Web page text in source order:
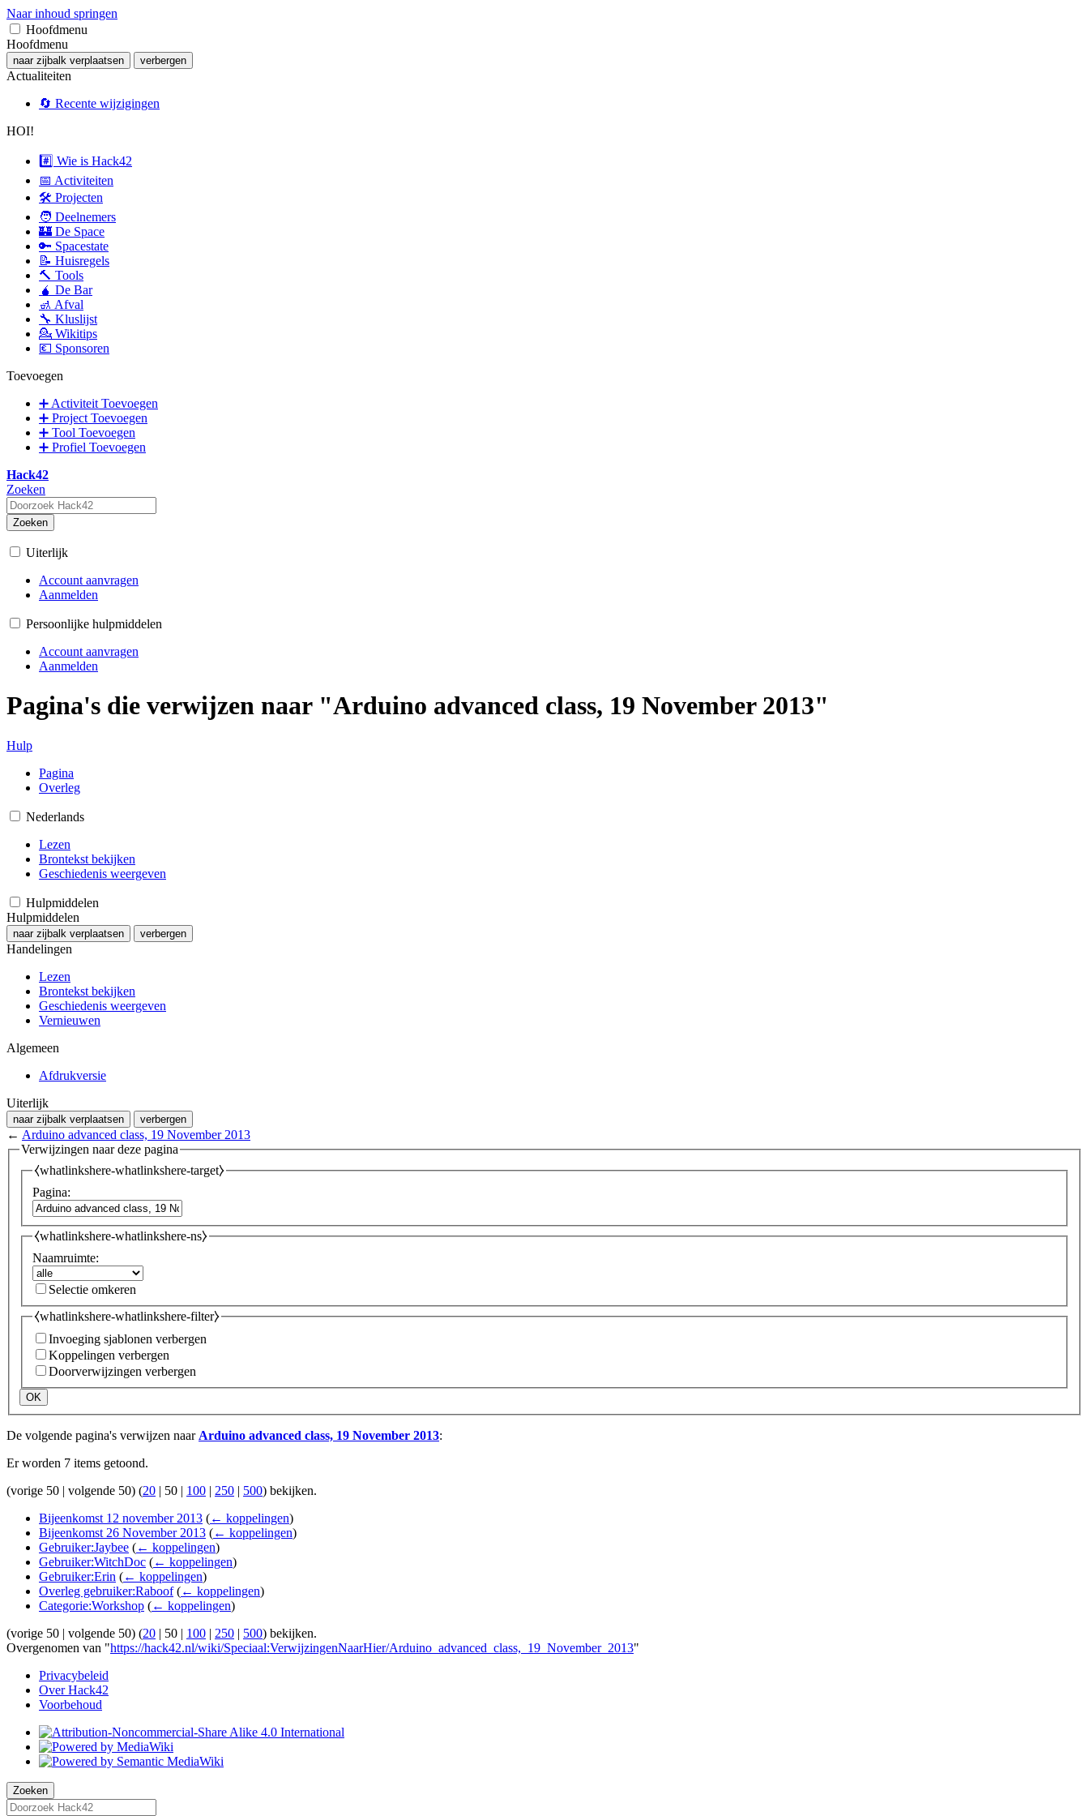
Naar inhoud springen
Hoofdmenu
Hoofdmenu
naar zijbalk verplaatsen verbergen
Actualiteiten
🔄 Recente wijzigingen
HOI!
#️⃣ Wie is Hack42
📅 Activiteiten
🛠 Projecten
🧑 Deelnemers
🏰 De Space
🔑 Spacestate
📝 Huisregels
🔨 Tools
🧉 De Bar
🚮 Afval
🔧 Kluslijst
💁 Wikitips
💶 Sponsoren
Toevoegen
➕ Activiteit Toevoegen
➕ Project Toevoegen
➕ Tool Toevoegen
➕ Profiel Toevoegen
Hack42
Zoeken
Zoeken
Uiterlijk
Account aanvragen
Aanmelden
Persoonlijke hulpmiddelen
Account aanvragen
Aanmelden
Pagina's die verwijzen naar "Arduino advanced class, 19 November 2013"
Hulp
Pagina
Overleg
Nederlands
Lezen
Brontekst bekijken
Geschiedenis weergeven
Hulpmiddelen
Hulpmiddelen
naar zijbalk verplaatsen verbergen
Handelingen
Lezen
Brontekst bekijken
Geschiedenis weergeven
Vernieuwen
Algemeen
Afdrukversie
Uiterlijk
naar zijbalk verplaatsen verbergen
← Arduino advanced class, 19 November 2013
Verwijzingen naar deze pagina
⧼whatlinkshere-whatlinkshere-target⧽
Pagina:
⧼whatlinkshere-whatlinkshere-ns⧽
Naamruimte:
Selectie omkeren
⧼whatlinkshere-whatlinkshere-filter⧽
Invoeging sjablonen verbergen
Koppelingen verbergen
Doorverwijzingen verbergen
OK
De volgende pagina's verwijzen naar Arduino advanced class, 19 November 2013:
Er worden 7 items getoond.
(vorige 50 | volgende 50) (20 | 50 | 100 | 250 | 500) bekijken.
Bijeenkomst 12 november 2013 (← koppelingen)
Bijeenkomst 26 November 2013 (← koppelingen)
Gebruiker:Jaybee (← koppelingen)
Gebruiker:WitchDoc (← koppelingen)
Gebruiker:Erin (← koppelingen)
Overleg gebruiker:Raboof (← koppelingen)
Categorie:Workshop (← koppelingen)
(vorige 50 | volgende 50) (20 | 50 | 100 | 250 | 500) bekijken.
Overgenomen van "https://hack42.nl/wiki/Speciaal:VerwijzingenNaarHier/Arduino_advanced_class,_19_November_2013"
Privacybeleid
Over Hack42
Voorbehoud
Zoeken